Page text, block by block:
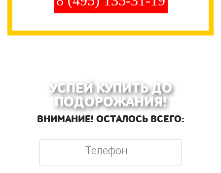
УСПЕЙ КУПИТЬ ДО
ПОДОРОЖАНИЯ!
ВНИМАНИЕ! ОСТАЛОСЬ ВСЕГО: